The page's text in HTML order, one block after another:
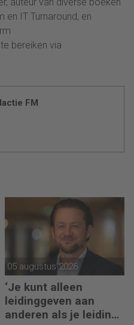
IT Turnaround, en
bereiken via
FM
05 augustus 2026
‘Je kunt alleen
leidinggeven aan
anderen als je leiding